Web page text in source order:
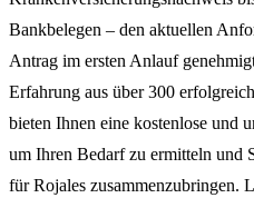
Bankbelegen – den aktuellen
Antrag im ersten Anlauf
Erfahrung aus über 300
bieten Ihnen eine kostenlose und
um Ihren Bedarf zu ermitteln und
für Rojales zusammenzubringen.